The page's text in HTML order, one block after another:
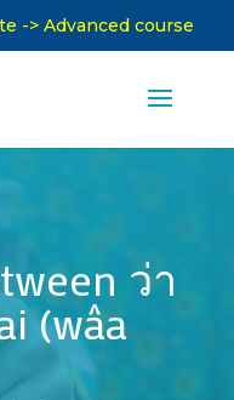
-> Advanced course
ว่า
(wâa